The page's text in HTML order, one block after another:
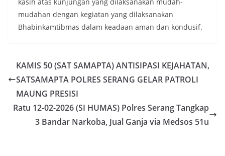
mudahan dengan kegiatan yang dilaksanakan
Bhabinkamtibmas dalam keadaan aman dan kondusif.
KAMIS 50 (SAT SAMAPTA) ANTISIPASI KEJAHATAN,
SATSAMAPTA POLRES SERANG GELAR PATROLI
MAUNG PRESISI
Ratu 12-02-2026 (SI HUMAS) Polres Serang Tangkap
3 Bandar Narkoba, Jual Ganja via Medsos 51u